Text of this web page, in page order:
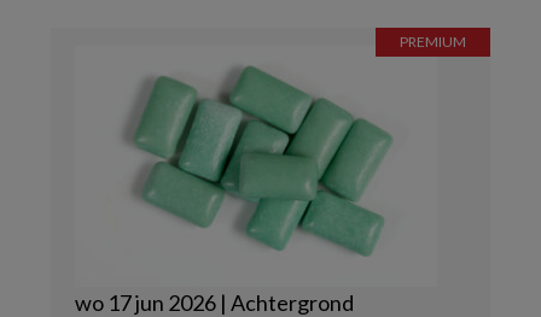
wo 17 jun 2026 | Achtergrond